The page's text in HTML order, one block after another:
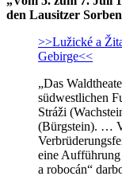
den Lausitzer
>>Lužické a
Gebirge<<
„Das
südwestlichen
Stráži
(Bürgstein). …
eine Aufführung
a robocán“